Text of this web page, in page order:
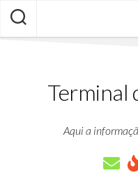
Skip
content
Terminal
Aqui a